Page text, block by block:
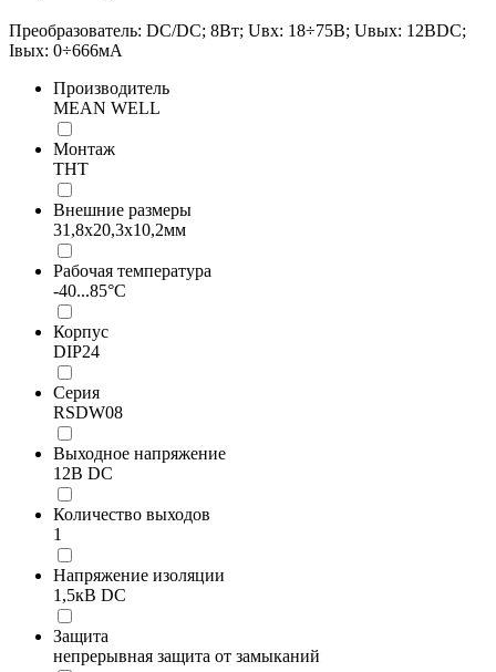
Преобразователь: DC/DC; 8Вт; Uвх: 18÷75В; Uвых: 12ВDC;
Iвых: 0÷666мА
Производитель
MEAN WELL
Монтаж
THT
Внешние размеры
31,8x20,3x10,2мм
Рабочая температура
-40...85°C
Корпус
DIP24
Серия
RSDW08
Выходное напряжение
12В DC
Количество выходов
1
Напряжение изоляции
1,5кВ DC
Защита
непрерывная защита от замыканий